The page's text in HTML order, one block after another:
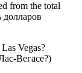
from the total
долларов
Vegas?
Вегасе?)